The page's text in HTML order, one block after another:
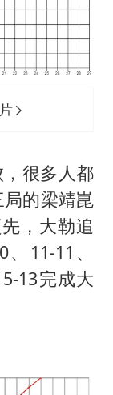
很多人都
的梁靖崑
，大勒追
11-11、
13完成大